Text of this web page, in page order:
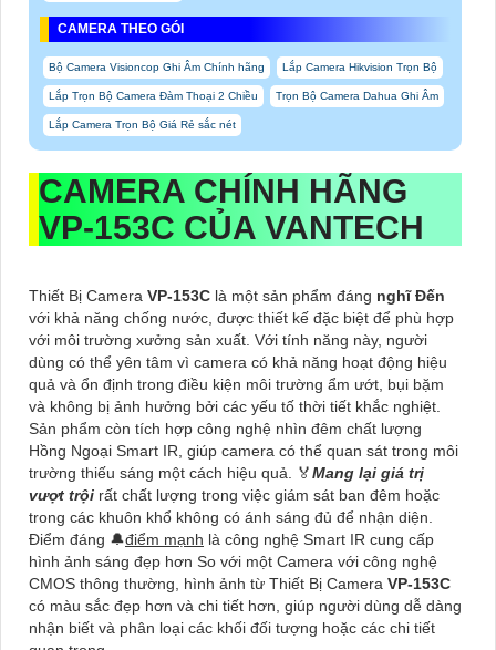
CAMERA THEO GÓI
Bộ Camera Visioncop Ghi Âm Chính hãng Lắp Camera Hikvision Trọn Bộ
Lắp Trọn Bộ Camera Đàm Thoại 2 Chiều Trọn Bộ Camera Dahua Ghi Âm
Lắp Camera Trọn Bộ Giá Rẻ sắc nét
CAMERA CHÍNH HÃNG
VP-153C CỦA VANTECH
Thiết Bị Camera VP-153C là một sản phẩm đáng nghĩ Đến
với khả năng chống nước, được thiết kế đặc biệt để phù hợp
với môi trường xưởng sản xuất. Với tính năng này, người
dùng có thể yên tâm vì camera có khả năng hoạt động hiệu
quả và ổn định trong điều kiện môi trường ẩm ướt, bụi bặm
và không bị ảnh hưởng bởi các yếu tố thời tiết khắc nghiệt.
Sản phẩm còn tích hợp công nghệ nhìn đêm chất lượng
Hồng Ngoại Smart IR, giúp camera có thể quan sát trong môi
trường thiếu sáng một cách hiệu quả. ️🏅Mang lại giá trị
vượt trội rất chất lượng trong việc giám sát ban đêm hoặc
trong các khuôn khổ không có ánh sáng đủ để nhận diện.
Điểm đáng 🔔điểm mạnh là công nghệ Smart IR cung cấp
hình ảnh sáng đẹp hơn So với một Camera với công nghệ
CMOS thông thường, hình ảnh từ Thiết Bị Camera VP-153C
có màu sắc đẹp hơn và chi tiết hơn, giúp người dùng dễ dàng
nhận biết và phân loại các khối đối tượng hoặc các chi tiết